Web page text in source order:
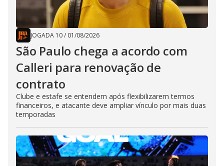
JOGADA 10/ 01/08/2026
São Paulo chega a acordo com
Calleri para renovação de
contrato
Clube e estafe se entendem após flexibilizarem termos
financeiros, e atacante deve ampliar vínculo por mais duas
temporadas